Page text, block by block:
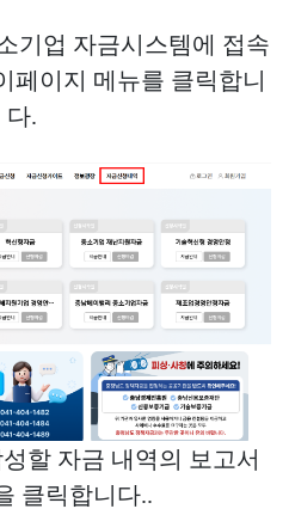
기업 자금시스템에 접속
페이지 메뉴를 클릭합니
다.
할 자금 내역의 보고서
클릭합니다..